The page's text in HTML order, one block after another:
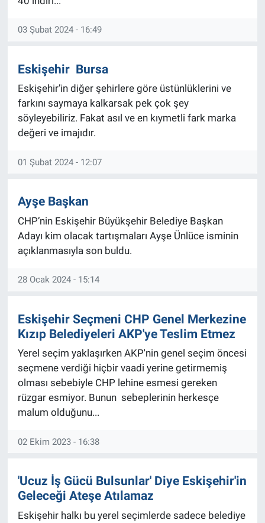
03 Şubat 2024 - 16:49
Eskişehir Bursa
Eskişehir’in diğer şehirlere göre üstünlüklerini ve
farkını saymaya kalkarsak pek çok şey
söyleyebiliriz. Fakat asıl ve en kıymetli fark marka
değeri ve imajıdır.
01 Şubat 2024 - 12:07
Ayşe Başkan
CHP’nin Eskişehir Büyükşehir Belediye Başkan
Adayı kim olacak tartışmaları Ayşe Ünlüce isminin
açıklanmasıyla son buldu.
28 Ocak 2024 - 15:14
Eskişehir Seçmeni CHP Genel Merkezine
Kızıp Belediyeleri AKP'ye Teslim Etmez
Yerel seçim yaklaşırken AKP'nin genel seçim öncesi
seçmene verdiği hiçbir vaadi yerine getirmemiş
olması sebebiyle CHP lehine esmesi gereken
rüzgar esmiyor. Bunun sebeplerinin herkesçe
malum olduğunu...
02 Ekim 2023 - 16:38
'Ucuz İş Gücü Bulsunlar' Diye Eskişehir'in
Geleceği Ateşe Atılamaz
Eskişehir halkı bu yerel seçimlerde sadece belediye